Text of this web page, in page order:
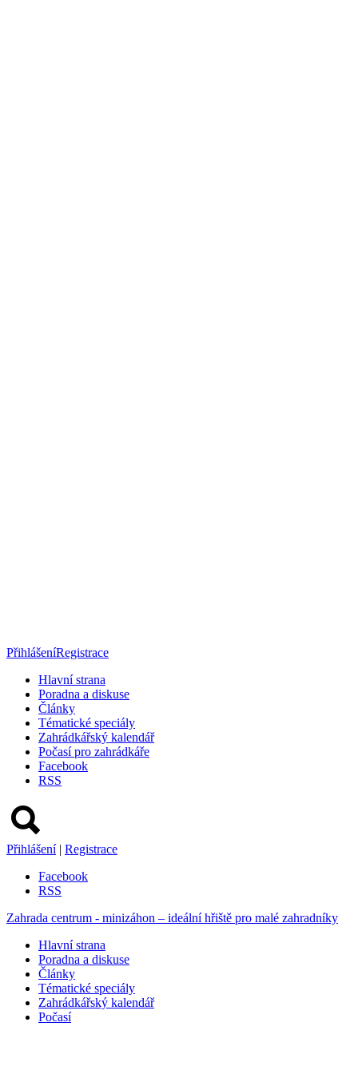
PřihlášeníRegistrace
Hlavní strana
Poradna a diskuse
Články
Tématické speciály
Zahrádkářský kalendář
Počasí pro zahrádkáře
Facebook
RSS
Přihlášení | Registrace
Facebook
RSS
Zahrada centrum - minizáhon – ideální hřiště pro malé zahradníky
Hlavní strana
Poradna a diskuse
Články
Tématické speciály
Zahrádkářský kalendář
Počasí